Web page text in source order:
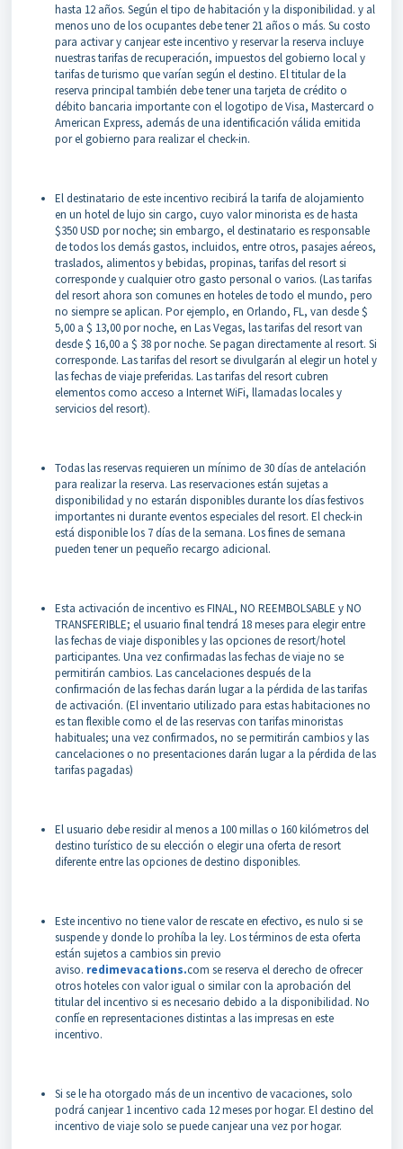
hasta 12 años. Según el tipo de habitación y la disponibilidad. y al
menos uno de los ocupantes debe tener 21 años o más. Su costo
para activar y canjear este incentivo y reservar la reserva incluye
nuestras tarifas de recuperación, impuestos del gobierno local y
tarifas de turismo que varían según el destino. El titular de la
reserva principal también debe tener una tarjeta de crédito o
débito bancaria importante con el logotipo de Visa, Mastercard o
American Express, además de una identificación válida emitida
por el gobierno para realizar el check-in.
El destinatario de este incentivo recibirá la tarifa de alojamiento
en un hotel de lujo sin cargo, cuyo valor minorista es de hasta
$350 USD por noche; sin embargo, el destinatario es responsable
de todos los demás gastos, incluidos, entre otros, pasajes aéreos,
traslados, alimentos y bebidas, propinas, tarifas del resort si
corresponde y cualquier otro gasto personal o varios. (Las tarifas
del resort ahora son comunes en hoteles de todo el mundo, pero
no siempre se aplican. Por ejemplo, en Orlando, FL, van desde $
5,00 a $ 13,00 por noche, en Las Vegas, las tarifas del resort van
desde $ 16,00 a $ 38 por noche. Se pagan directamente al resort. Si
corresponde. Las tarifas del resort se divulgarán al elegir un hotel y
las fechas de viaje preferidas. Las tarifas del resort cubren
elementos como acceso a Internet WiFi, llamadas locales y
servicios del resort).
Todas las reservas requieren un mínimo de 30 días de antelación
para realizar la reserva. Las reservaciones están sujetas a
disponibilidad y no estarán disponibles durante los días festivos
importantes ni durante eventos especiales del resort. El check-in
está disponible los 7 días de la semana. Los fines de semana
pueden tener un pequeño recargo adicional.
Esta activación de incentivo es FINAL, NO REEMBOLSABLE y NO
TRANSFERIBLE; el usuario final tendrá 18 meses para elegir entre
las fechas de viaje disponibles y las opciones de resort/hotel
participantes. Una vez confirmadas las fechas de viaje no se
permitirán cambios. Las cancelaciones después de la
confirmación de las fechas darán lugar a la pérdida de las tarifas
de activación. (El inventario utilizado para estas habitaciones no
es tan flexible como el de las reservas con tarifas minoristas
habituales; una vez confirmados, no se permitirán cambios y las
cancelaciones o no presentaciones darán lugar a la pérdida de las
tarifas pagadas)
El usuario debe residir al menos a 100 millas o 160 kilómetros del
destino turístico de su elección o elegir una oferta de resort
diferente entre las opciones de destino disponibles.
Este incentivo no tiene valor de rescate en efectivo, es nulo si se
suspende y donde lo prohíba la ley. Los términos de esta oferta
están sujetos a cambios sin previo
aviso. redimevacations.com se reserva el derecho de ofrecer
otros hoteles con valor igual o similar con la aprobación del
titular del incentivo si es necesario debido a la disponibilidad. No
confíe en representaciones distintas a las impresas en este
incentivo.
Si se le ha otorgado más de un incentivo de vacaciones, solo
podrá canjear 1 incentivo cada 12 meses por hogar. El destino del
incentivo de viaje solo se puede canjear una vez por hogar.